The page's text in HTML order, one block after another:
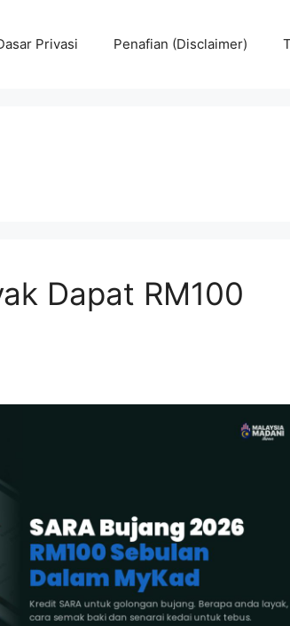
Privasi Penafian (Disclaimer)
Dapat RM100